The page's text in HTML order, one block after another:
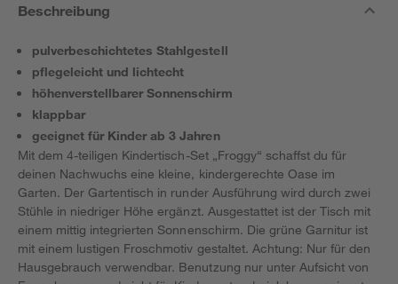
Beschreibung
pulverbeschichtetes Stahlgestell
pflegeleicht und lichtecht
höhenverstellbarer Sonnenschirm
klappbar
geeignet für Kinder ab 3 Jahren
Mit dem 4-teiligen Kindertisch-Set „Froggy“ schaffst du für
deinen Nachwuchs eine kleine, kindergerechte Oase im
Garten. Der Gartentisch in runder Ausführung wird durch zwei
Stühle in niedriger Höhe ergänzt. Ausgestattet ist der Tisch mit
einem mittig integrierten Sonnenschirm. Die grüne Garnitur ist
mit einem lustigen Froschmotiv gestaltet. Achtung: Nur für den
Hausgebrauch verwendbar. Benutzung nur unter Aufsicht von